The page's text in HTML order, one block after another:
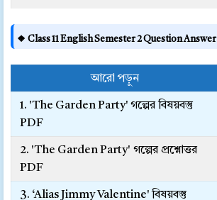
❖ Class 11 English Semester 2 Question Answer
আরো পড়ুন
1. 'The Garden Party' গল্পের বিষয়বস্তু
PDF
2. 'The Garden Party' গল্পের প্রশ্নোত্তর
PDF
3. ‘Alias Jimmy Valentine' বিষয়বস্তু